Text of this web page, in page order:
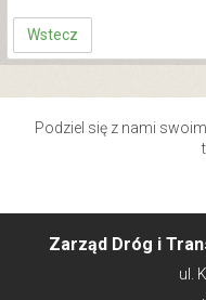
Wstecz
Podziel się z nami
Zarząd Dróg i
ul.